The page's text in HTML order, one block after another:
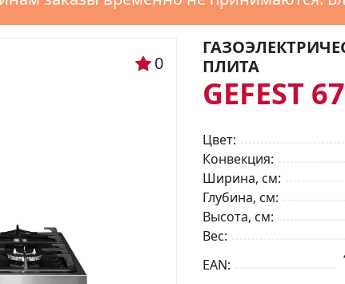
ПЛИТА
GEFEST
Цвет
Конвекция
Ширина, см
Глубина, см
Высота, см
Вес
EAN
0